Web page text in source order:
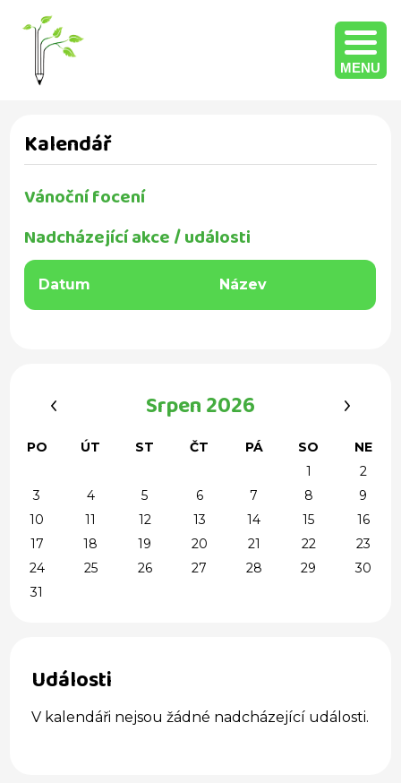
MENU
Kalendář
Vánoční focení
Nadcházející akce / události
Datum Název
Srpen 2026
PO ÚT ST ČT PÁ SO
NE
1
2
3
4 5 6 7 8
9
10
11 12 13 14 15
16
17
18 19 20 21 22
23
24
25 26 27 28 29
30
31
Události
V kalendáři nejsou žádné nadcházející události.